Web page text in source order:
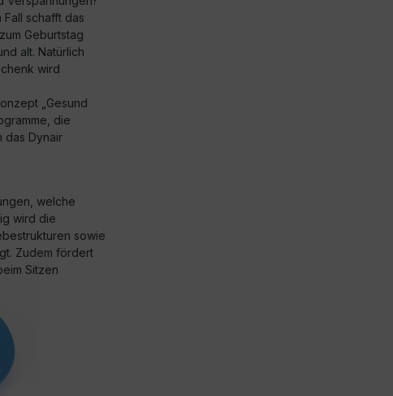
schafft das
Geburtstag
alt. Natürlich
wird
„Gesund
die
das Dynair
welche
wird die
sowie
Zudem fördert
Sitzen